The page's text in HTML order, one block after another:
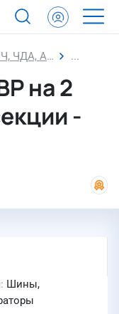
и САОН Шкаф
на 2
-
Шины,